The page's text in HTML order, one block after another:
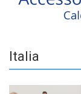
Italia